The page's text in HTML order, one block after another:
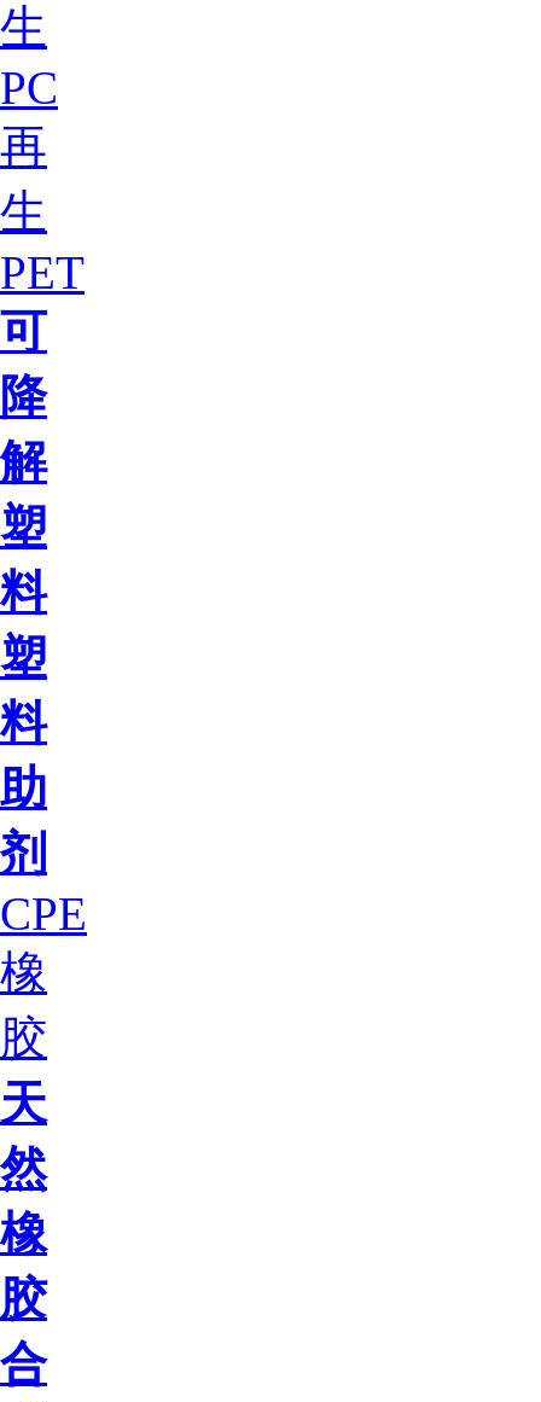
生
PC
再
生
PET
可
降
解
塑
料
塑
料
助
剂
CPE
橡
胶
天
然
橡
胶
合